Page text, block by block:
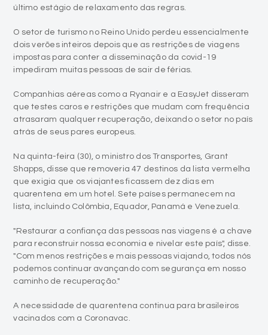
último estágio de relaxamento das regras.
O setor de turismo no Reino Unido perdeu essencialmente
dois verões inteiros depois que as restrições de viagens
impostas para conter a disseminação da covid-19
impediram muitas pessoas de sair de férias.
Companhias aéreas como a Ryanair e a EasyJet disseram
que testes caros e restrições que mudam com frequência
atrasaram qualquer recuperação, deixando o setor no país
atrás de seus pares europeus.
Na quinta-feira (30), o ministro dos Transportes, Grant
Shapps, disse que removeria 47 destinos da lista vermelha
que exigia que os viajantes ficassem dez dias em
quarentena em um hotel. Sete países permanecem na
lista, incluindo Colômbia, Equador, Panamá e Venezuela.
"Restaurar a confiança das pessoas nas viagens é a chave
para reconstruir nossa economia e nivelar este país", disse.
"Com menos restrições e mais pessoas viajando, todos nós
podemos continuar avançando com segurança em nosso
caminho de recuperação."
A necessidade de quarentena continua para brasileiros
vacinados com a Coronavac.